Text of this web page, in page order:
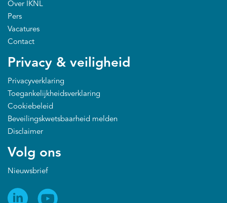
Over IKNL
Pers
Vacatures
Contact
Privacy & veiligheid
Privacyverklaring
Toegankelijkheidsverklaring
Cookiebeleid
Beveilingskwetsbaarheid melden
Disclaimer
Volg ons
Nieuwsbrief